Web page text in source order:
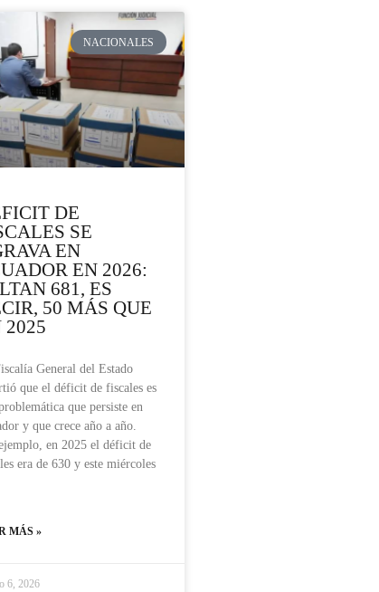
NACIONALES
DE
SE
EN
EN 2026:
681, ES
50 MÁS QUE
2025
General del Estado
que el déficit de fiscales es
que persiste en
y que crece año a año.
en 2025 el déficit de
era de 630 y este miércoles
MÁS »
6, 2026